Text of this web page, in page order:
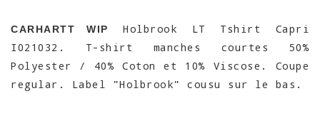
CARHARTT WIP
Holbrook LT Tshirt Capri
I021032. T-shirt manches courtes 50%
Polyester / 40% Coton et 10% Viscose. Coupe
regular. Label "Holbrook" cousu sur le bas.